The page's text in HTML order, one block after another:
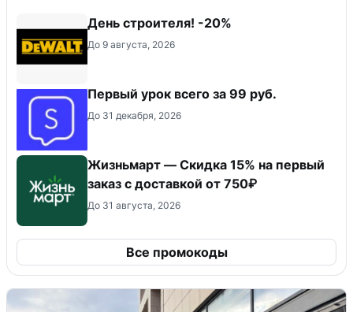
День строителя! -20%
До 9 августа, 2026
Первый урок всего за 99 руб.
До 31 декабря, 2026
Жизньмарт — Скидка 15% на первый
заказ с доставкой от 750₽
До 31 августа, 2026
Все промокоды